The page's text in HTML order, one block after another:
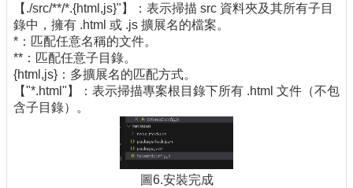
【./src/**/*.{html,js}"】：表示掃描 src 資料夾及其所有子目
錄中，擁有 .html 或 .js 擴展名的檔案。
*：匹配任意名稱的文件。
**：匹配任意子目錄。
{html,js}：多擴展名的匹配方式。
【"*.html"】：表示掃描專案根目錄下所有 .html 文件（不包
含子目錄）。
圖6.安裝完成